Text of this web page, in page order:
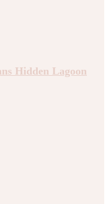
Hidden Lagoon